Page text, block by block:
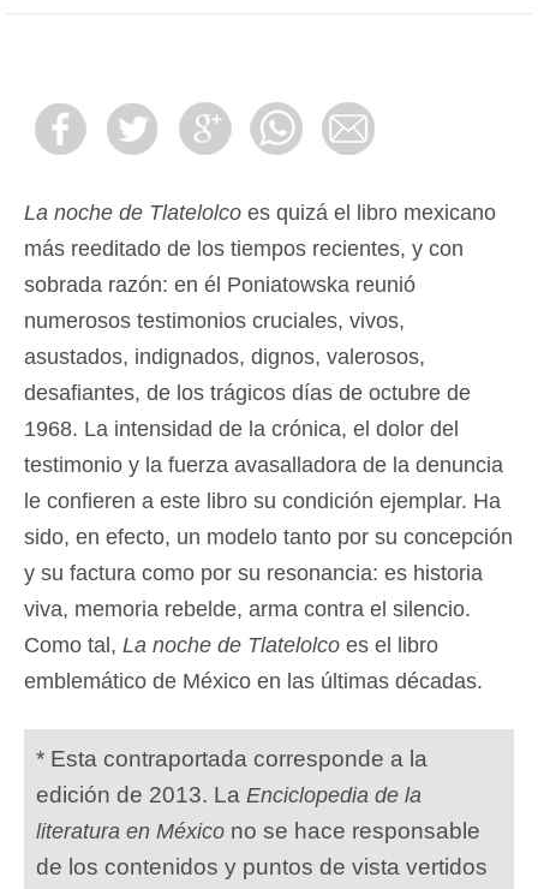
La noche de Tlatelolco es quizá el libro mexicano
más reeditado de los tiempos recientes, y con
sobrada razón: en él Poniatowska reunió
numerosos testimonios cruciales, vivos,
asustados, indignados, dignos, valerosos,
desafiantes, de los trágicos días de octubre de
1968. La intensidad de la crónica, el dolor del
testimonio y la fuerza avasalladora de la denuncia
le confieren a este libro su condición ejemplar. Ha
sido, en efecto, un modelo tanto por su concepción
y su factura como por su resonancia: es historia
viva, memoria rebelde, arma contra el silencio.
Como tal, La noche de Tlatelolco es el libro
emblemático de México en las últimas décadas.
* Esta contraportada corresponde a la
edición de 2013. La Enciclopedia de la
literatura en México no se hace responsable
de los contenidos y puntos de vista vertidos